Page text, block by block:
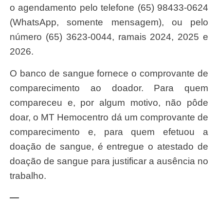
o agendamento pelo telefone (65) 98433-0624
(WhatsApp, somente mensagem), ou pelo
número (65) 3623-0044, ramais 2024, 2025 e
2026.
O banco de sangue fornece o comprovante de
comparecimento ao doador. Para quem
compareceu e, por algum motivo, não pôde
doar, o MT Hemocentro dá um comprovante de
comparecimento e, para quem efetuou a
doação de sangue, é entregue o atestado de
doação de sangue para justificar a ausência no
trabalho.
—